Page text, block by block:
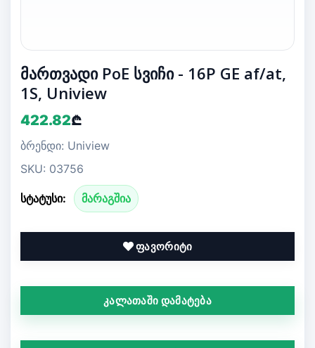
მართვადი PoE სვიჩი - 16P GE af/at,
1S, Uniview
422.82₾
ბრენდი: Uniview
SKU: 03756
სტატუსი: მარაგშია
ფავორიტი
კალათაში დამატება